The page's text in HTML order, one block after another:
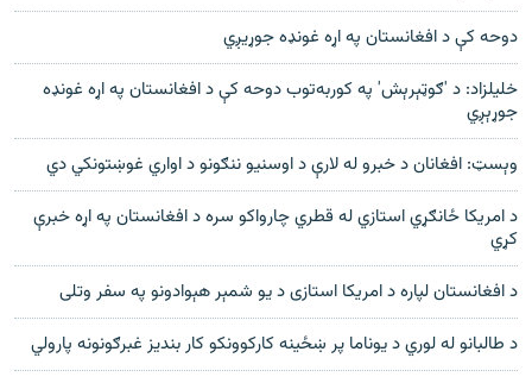
دوحه کې د افغانستان په اړه غونډه جوړيږي
خليلزاد: د 'ګوټېرېش' په کوربه‌توب دوحه کې د افغانستان په اړه غونډه
جوړېږي
وېسټ: افغانان د خبرو له لارې د اوسنیو ننګونو د اواري غوښتونکي دي
د امریکا ځانګړي استازي له قطري چارواکو سره د افغانستان په اړه خبرې
کړي
د افغانستان لپاره د امريکا استازی د يو شمېر هېوادونو په سفر وتلی
د طالبانو له لوري د یوناما پر ښځینه کارکوونکو کار بندیز غبرګونونه پارولي